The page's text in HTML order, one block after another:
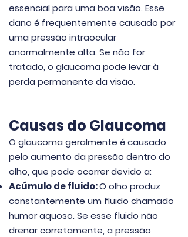
essencial para uma boa visão. Esse
dano é frequentemente causado por
uma pressão intraocular
anormalmente alta. Se não for
tratado, o glaucoma pode levar à
perda permanente da visão.
Causas do Glaucoma
O glaucoma geralmente é causado
pelo aumento da pressão dentro do
olho, que pode ocorrer devido a:
Acúmulo de fluido:O olho produz
constantemente um fluido chamado
humor aquoso. Se esse fluido não
drenar corretamente, a pressão